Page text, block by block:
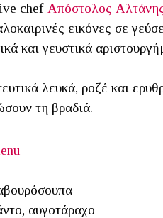
chef Απόστολος
εικόνες σε
και γευστικά
λευκά, ροζέ και
τη βραδιά.
αυγοτάραχο